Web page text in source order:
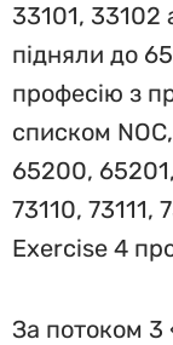
33101, 33102
підняли до
професію з
списком
65200,
73110, 73111,
Exercise 4
За потоком 3